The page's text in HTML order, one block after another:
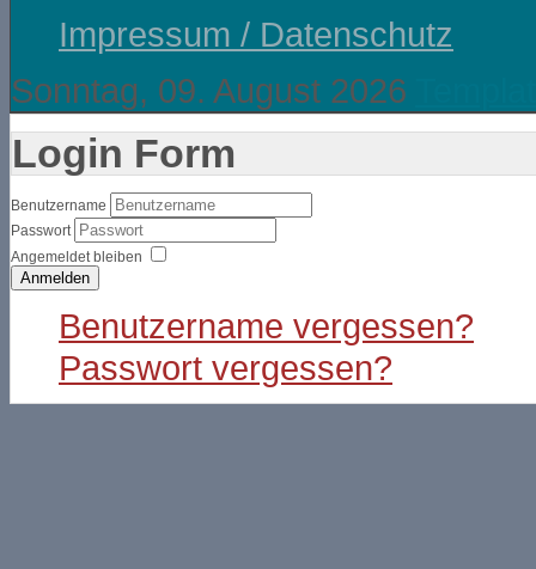
Impressum / Datenschutz
Sonntag, 09. August 2026
Login Form
Benutzername
Passwort
Angemeldet bleiben
Anmelden
Benutzername vergessen?
Passwort vergessen?